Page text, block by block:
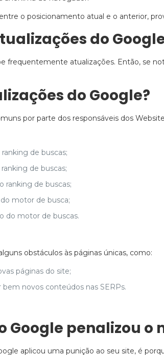
o posicionamento atual e o anterior,
do
frequentemente atualizações. Então, se
do Google?
por parte dos responsáveis dos
de buscas;
de buscas;
ranking de buscas;
motor de busca;
do motor de buscas.
obstáculos às páginas únicas, como:
páginas do site;
novos conteúdos nas SERPs.
Google penalizou o
aplicou uma punição ao seu site, é